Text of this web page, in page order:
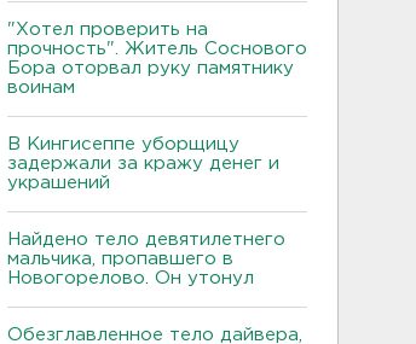
"Хотел проверить на
прочность". Житель Соснового
Бора оторвал руку памятнику
воинам
В Кингисеппе уборщицу
задержали за кражу денег и
украшений
Найдено тело девятилетнего
мальчика, пропавшего в
Новогорелово. Он утонул
Обезглавленное тело дайвера,